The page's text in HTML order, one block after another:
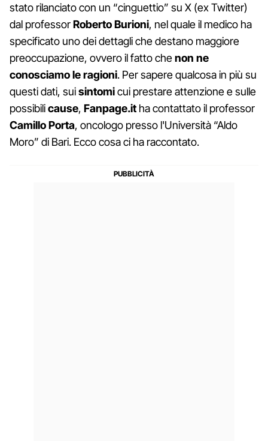
stato rilanciato con un “cinguettio” su X (ex Twitter)
dal professorRoberto Burioni, nel quale il medico ha
specificato uno dei dettagli che destano maggiore
preoccupazione, ovvero il fatto chenon ne
conosciamo le ragioni. Per sapere qualcosa in più su
questi dati, suisintomicui prestare attenzione e sulle
possibilicause, Fanpage.it ha contattato il professor
Camillo Porta, oncologo presso l'Università “Aldo
Moro” di Bari. Ecco cosa ci ha raccontato.